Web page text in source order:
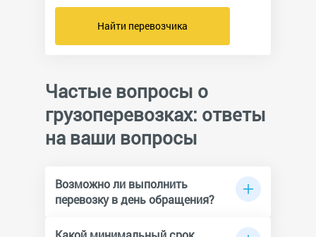
Найти перевозчика
Частые вопросы о
грузоперевозках: ответы
на ваши вопросы
Возможно ли выполнить
перевозку в день обращения?
транспортировку в день звонка. Кроме